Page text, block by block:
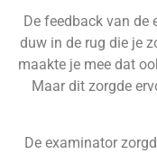
De feedback van
duw in de rug die je
maakte je mee dat
Maar dit zorgde
De examinator